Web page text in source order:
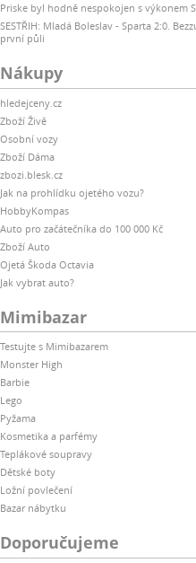
Priske byl hodně nespokojen s výkonem
SESTŘIH: Mladá Boleslav - Sparta 2:0.
první půli
Nákupy
hledejceny.cz
Zboží Živě
Osobní vozy
Zboží Dáma
zbozi.blesk.cz
Jak na prohlídku ojetého vozu?
HobbyKompas
Auto pro začátečníka do 100 000 Kč
Zboží Auto
Ojetá Škoda Octavia
Jak vybrat auto?
Mimibazar
Testujte s Mimibazarem
Monster High
Barbie
Lego
Pyžama
Kosmetika a parfémy
Teplákové soupravy
Dětské boty
Ložní povlečení
Bazar nábytku
Doporučujeme